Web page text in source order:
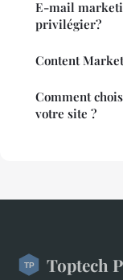
E-mail
privilégier?
Content
Comment
votre site ?
Toptech